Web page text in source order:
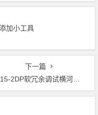
加小工具
下一篇
2DP软冗余调试横河DCS通讯（DP-TP-DP-MODBUS）